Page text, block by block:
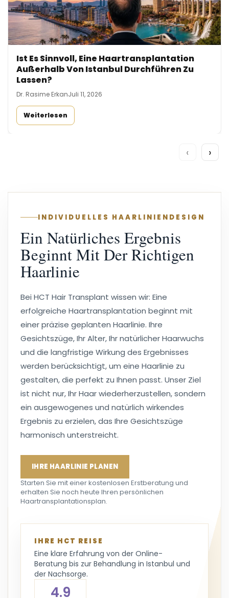
Ist Es Sinnvoll, Eine Haartransplantation
Außerhalb Von Istanbul Durchführen Zu
Lassen?
Dr. Rasime ErkanJuli 11, 2026
Weiterlesen
‹ ›
INDIVIDUELLES HAARLINIENDESIGN
Ein Natürliches Ergebnis
Beginnt Mit Der Richtigen
Haarlinie
Bei HCT Hair Transplant wissen wir: Eine
erfolgreiche Haartransplantation beginnt mit
einer präzise geplanten Haarlinie. Ihre
Gesichtszüge, Ihr Alter, Ihr natürlicher Haarwuchs
und die langfristige Wirkung des Ergebnisses
werden berücksichtigt, um eine Haarlinie zu
gestalten, die perfekt zu Ihnen passt. Unser Ziel
ist nicht nur, Ihr Haar wiederherzustellen, sondern
ein ausgewogenes und natürlich wirkendes
Ergebnis zu erzielen, das Ihre Gesichtszüge
harmonisch unterstreicht.
IHRE HAARLINIE PLANEN
Starten Sie mit einer kostenlosen Erstberatung und
erhalten Sie noch heute Ihren persönlichen
Haartransplantationsplan.
IHRE HCT REISE
Eine klare Erfahrung von der Online-
Beratung bis zur Behandlung in Istanbul und
der Nachsorge.
4.9